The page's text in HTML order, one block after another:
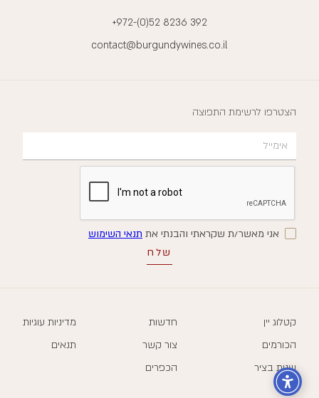
+972-(0)52 8236 392
contact@burgundywines.co.il
הצטרפו לרשימת התפוצה
אני מאשר/ת שקראתי והבנתי את תנאי השימוש
קטלוג יין
הכורמים
שנות בציר
חדשות
צור קשר
הכפרים
מדיניות עוגיות
תנאים